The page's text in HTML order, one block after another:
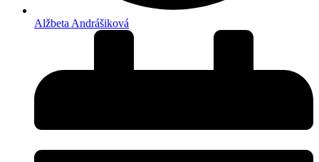
Alžbeta Andrášiková